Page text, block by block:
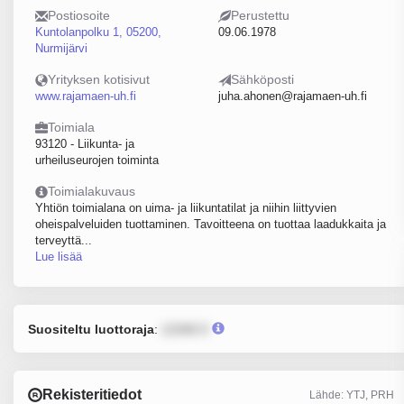
Postiosoite
Kuntolanpolku 1, 05200,
Nurmijärvi
Perustettu
09.06.1978
Yrityksen kotisivut
www.rajamaen-uh.fi
Sähköposti
juha.ahonen@rajamaen-uh.fi
Toimiala
93120 - Liikunta- ja
urheiluseurojen toiminta
Toimialakuvaus
Yhtiön toimialana on uima- ja liikuntatilat ja niihin liittyvien
oheispalveluiden tuottaminen. Tavoitteena on tuottaa laadukkaita ja
terveyttä...
Lue lisää
Suositeltu luottoraja:
Rekisteritiedot Lähde: YTJ, PRH